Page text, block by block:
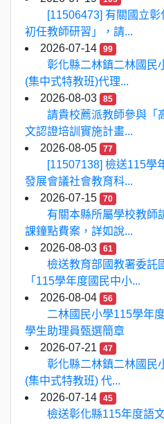
[11506473] 有關國立
初任教師研習」，請...
2026-07-14
99
彰化縣二林鎮二林國民
(集中式特教班)代理...
2026-08-03
85
請貴校薦派教師參與「
文認證培訓實施計畫...
2026-08-05
77
[11507138] 檢送115學
發展會議社會教育科...
2026-07-15
70
有關本縣所屬學校教師
課鐘點費案，詳如說...
2026-08-03
61
檢送教育部國教署委託
「115學年度國民中小...
2026-08-04
56
二林國民小學115學年
學生助理員甄選簡章
2026-07-21
47
彰化縣二林鎮二林國民
(集中式特教班) 代...
2026-07-14
45
檢送彰化縣115年度語